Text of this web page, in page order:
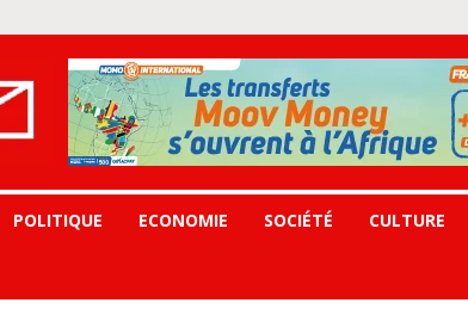
POLITIQUE ECONOMIE SOCIÉTÉ CULTURE